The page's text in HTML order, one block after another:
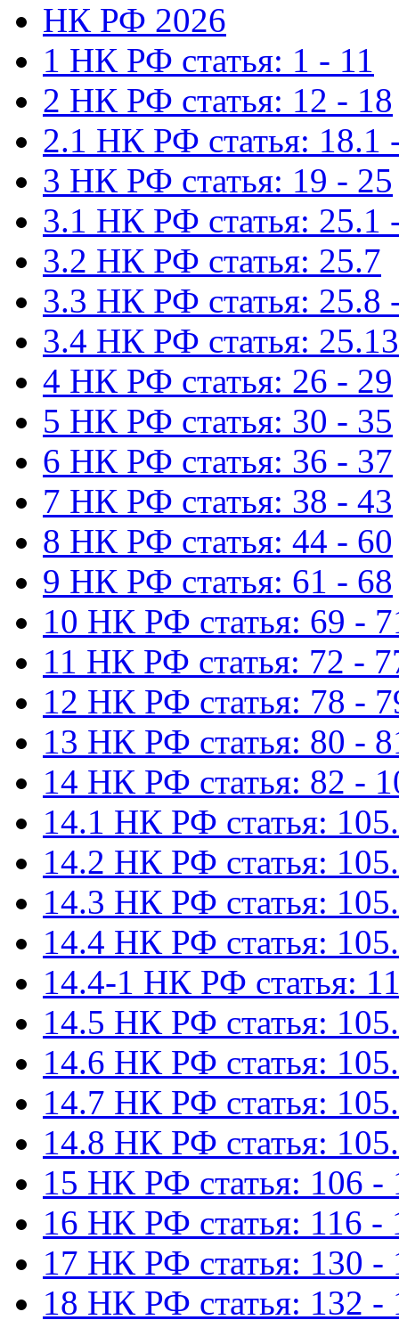
НК РФ 2026
1 НК РФ статья: 1 - 11
2 НК РФ статья: 12 - 18
2.1 НК РФ статья: 18.1
3 НК РФ статья: 19 - 25
3.1 НК РФ статья: 25.1
3.2 НК РФ статья: 25.7
3.3 НК РФ статья: 25.8
3.4 НК РФ статья:
4 НК РФ статья: 26 - 29
5 НК РФ статья: 30 - 35
6 НК РФ статья: 36 - 37
7 НК РФ статья: 38 - 43
8 НК РФ статья: 44 - 60
9 НК РФ статья: 61 - 68
10 НК РФ статья: 69 -
11 НК РФ статья: 72 -
12 НК РФ статья: 78 -
13 НК РФ статья: 80 -
14 НК РФ статья: 82 -
14.1 НК РФ статья:
14.2 НК РФ статья:
14.3 НК РФ статья:
14.4 НК РФ статья:
14.4-1 НК РФ статья:
14.5 НК РФ статья:
14.6 НК РФ статья:
14.7 НК РФ статья:
14.8 НК РФ статья:
15 НК РФ статья: 106 -
16 НК РФ статья: 116 -
17 НК РФ статья: 130 -
18 НК РФ статья: 132 -